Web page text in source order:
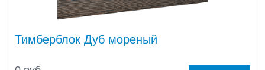
Тимберблок Дуб мореный